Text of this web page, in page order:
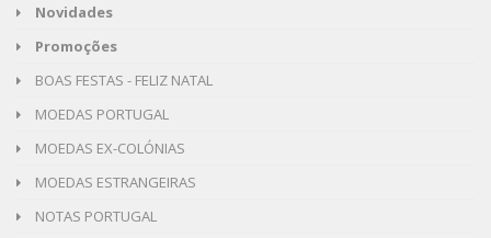
Novidades
Promoções
BOAS FESTAS - FELIZ NATAL
MOEDAS PORTUGAL
MOEDAS EX-COLÓNIAS
MOEDAS ESTRANGEIRAS
NOTAS PORTUGAL